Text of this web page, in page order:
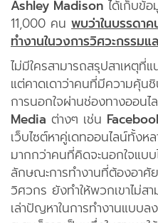
Ashley Madison ได้เก็บข้
11,000 คน พบว่าในบรรดา
ทำงานในวงการวิศวะกรรมแ
ไม่มีใครสามารถสรุปสาเหตุที่
แต่คาดเดาว่าคนที่มีความคุ้น
การนอกใจผ่านช่องทางออน
Media ต่างๆ เช่น
เว็บไซต์หาคู่เดทออนไลน์ทั้งห
มากกว่าคนที่คิดจะนอกใจแบบ
ลักษณะการทำงานที่ต้องอาศั
วิศวกร ยังทำให้พวกเขาไม่ส
เล่าปัญหาในการทำงานแบบ